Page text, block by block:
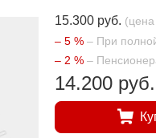
15.300 руб. (цена
– 5 % – При
– 2 % –
14.200 руб.